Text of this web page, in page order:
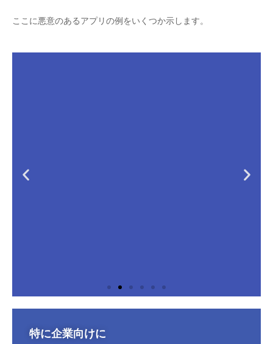
ここに悪意のあるアプリの例をいくつか示します。
フィンフィッシャー
フィンスパイとも呼ばれ、イギリスのガンマグループによって
特に企業向けに